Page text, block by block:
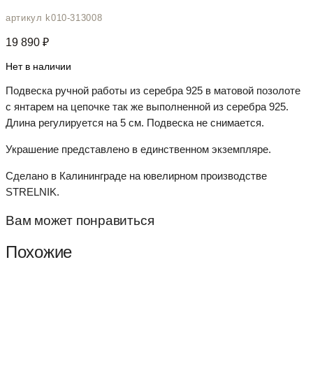
артикул k010-313008
19 890 ₽
Нет в наличии
Подвеска ручной работы из серебра 925 в матовой позолоте
с янтарем на цепочке так же выполненной из серебра 925.
Длина регулируется на 5 см. Подвеска не снимается.
Украшение представлено в единственном экземпляре.
Сделано в Калининграде на ювелирном производстве
STRELNIK.
Вам может понравиться
Похожие